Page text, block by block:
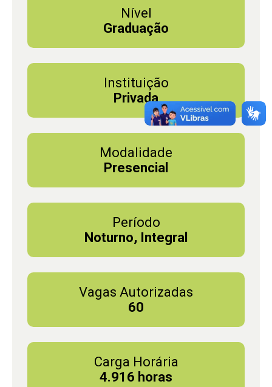
Nível
Graduação
Instituição
Privada
Modalidade
Presencial
Período
Noturno, Integral
Vagas Autorizadas
60
Carga Horária
4.916 horas